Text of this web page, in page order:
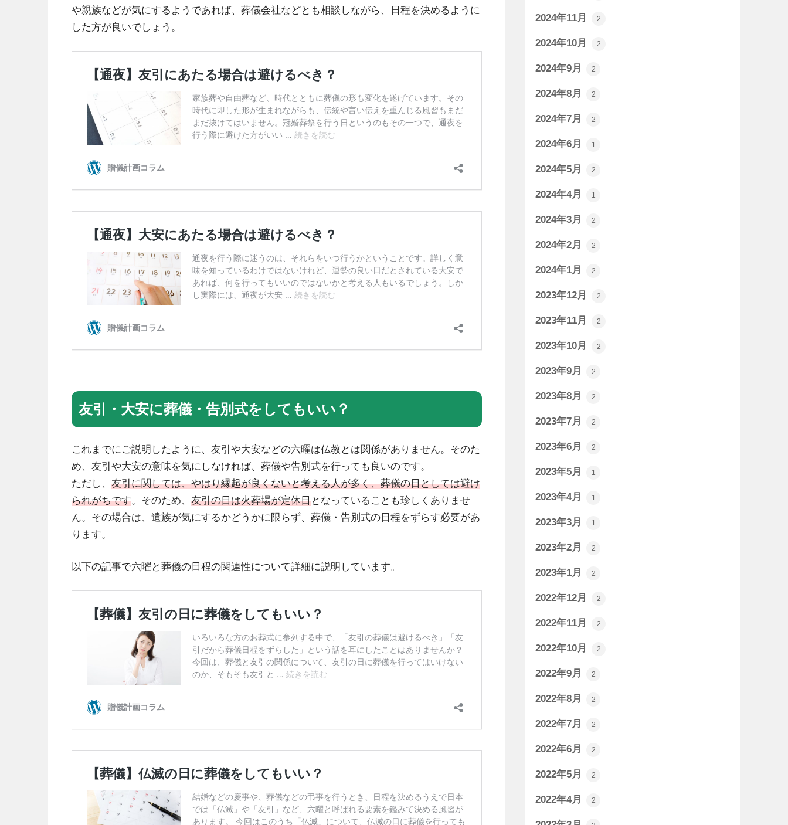
や親族などが気にするようであれば、葬儀会社などとも相談しながら、日程を決めるように
した方が良いでしょう。
友引・大安に葬儀・告別式をしてもいい？
これまでにご説明したように、友引や大安などの六曜は仏教とは関係がありません。そのた
め、友引や大安の意味を気にしなければ、葬儀や告別式を行っても良いのです。
ただし、 友引に関しては、やはり縁起が良くないと考える人が多く、葬儀の日としては避け
られがちです。そのため、 友引の日は火葬場が定休日となっていることも珍しくありませ
ん。その場合は、遺族が気にするかどうかに限らず、葬儀・告別式の日程をずらす必要があ
ります。
以下の記事で六曜と葬儀の日程の関連性について詳細に説明しています。
2024年11月 2
2024年10月 2
2024年9月 2
2024年8月 2
2024年7月 2
2024年6月 1
2024年5月 2
2024年4月 1
2024年3月 2
2024年2月 2
2024年1月 2
2023年12月 2
2023年11月 2
2023年10月 2
2023年9月 2
2023年8月 2
2023年7月 2
2023年6月 2
2023年5月 1
2023年4月 1
2023年3月 1
2023年2月 2
2023年1月 2
2022年12月 2
2022年11月 2
2022年10月 2
2022年9月 2
2022年8月 2
2022年7月 2
2022年6月 2
2022年5月 2
2022年4月 2